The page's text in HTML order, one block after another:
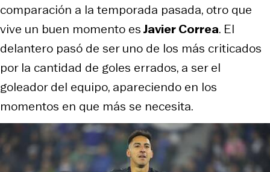
comparación a la temporada pasada, otro que
vive un buen momento esJavier Correa. El
delantero pasó de ser uno de los más criticados
por la cantidad de goles errados, a ser el
goleador del equipo, apareciendo en los
momentos en que más se necesita.